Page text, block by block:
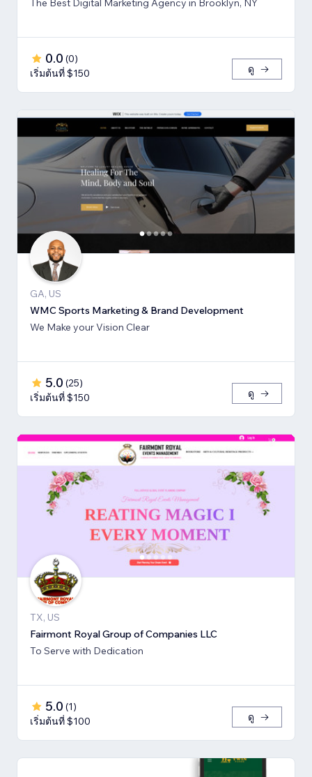
The Best Digital Marketing Agency in Brooklyn, NY
0.0 (0)
เริ่มต้นที่ $150
ดู
GA, US
WMC Sports Marketing & Brand Development
We Make your Vision Clear
5.0 (25)
เริ่มต้นที่ $150
ดู
TX, US
Fairmont Royal Group of Companies LLC
To Serve with Dedication
5.0 (1)
เริ่มต้นที่ $100
ดู